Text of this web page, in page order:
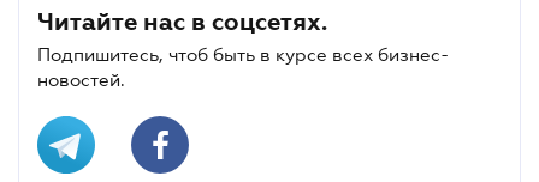
Читайте нас в соцсетях.
Подпишитесь, чтоб быть в курсе всех бизнес-
новостей.